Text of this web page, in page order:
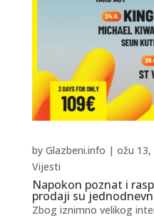
Napokon poznat i
prodaji su
by Glazbeni.info | ožu 13,
Vijesti
Zbog iznimno velikog